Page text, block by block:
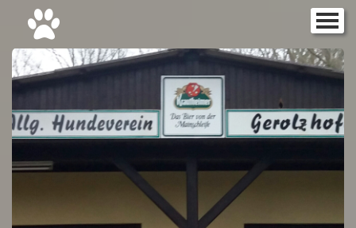
Startseite ▼
Aktuelles
Rally Obedience ▼
Gebrauchshunde
Termine/Ergebnisse 2017